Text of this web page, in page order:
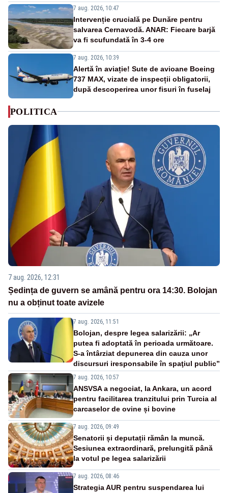
7 aug. 2026, 10:47
Intervenție crucială pe Dunăre pentru
salvarea Cernavodă. ANAR: Fiecare barjă
va fi scufundată în 3-4 ore
7 aug. 2026, 10:39
Alertă în aviație! Sute de avioane Boeing
737 MAX, vizate de inspecții obligatorii,
după descoperirea unor fisuri în fuselaj
POLITICA
7 aug. 2026, 12:31
Ședința de guvern se amână pentru ora 14:30. Bolojan
nu a obținut toate avizele
7 aug. 2026, 11:51
Bolojan, despre legea salarizării: „Ar
putea fi adoptată în perioada următoare.
S-a întârziat depunerea din cauza unor
discursuri iresponsabile în spaţiul public”
7 aug. 2026, 10:57
ANSVSA a negociat, la Ankara, un acord
pentru facilitarea tranzitului prin Turcia al
carcaselor de ovine și bovine
7 aug. 2026, 09:49
Senatorii și deputații rămân la muncă.
Sesiunea extraordinară, prelungită până
la votul pe legea salarizării
7 aug. 2026, 08:46
Strategia AUR pentru suspendarea lui